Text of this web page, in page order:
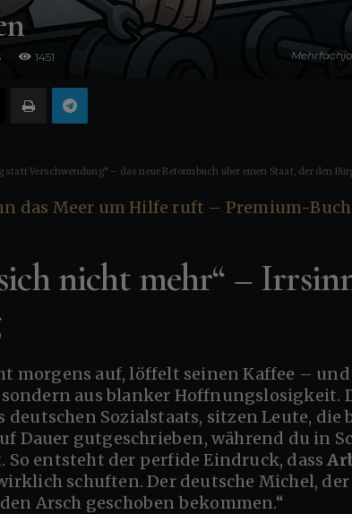
1451
statt Verschwendung“ – das neue Reformbuch über einen Staat, der den
nicht mehr“ –
morgens auf, löffelt seinen Kaffee –
aus blanker Hoffnungslosigkeit.
Sozialstaats, sitzen Leute, die
Dauer gutgeschrieben, während du in
entsteht der perfide Eindruck, dass
schuften. Der deutsche Michel, der
Arsch geschoben bekommen.“